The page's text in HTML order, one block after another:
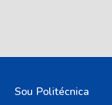
Sou Politécnica